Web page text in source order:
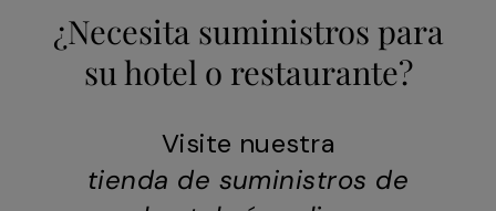
¿Necesita suministros para
su hotel o restaurante?
Visite nuestra
tienda de suministros de